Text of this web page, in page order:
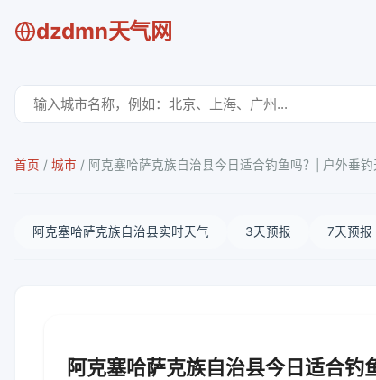
dzdmn天气网
首页 / 城市 / 阿克塞哈萨克族自治县今日适合钓鱼吗？| 户外垂钓
阿克塞哈萨克族自治县实时天气 3天预报 7天预报
阿克塞哈萨克族自治县今日适合钓